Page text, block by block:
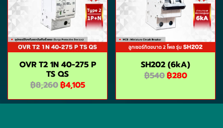
OVR T2 1N 40-275 P
TS QS
฿8,260฿4,105
SH202 (6kA)
฿540฿280